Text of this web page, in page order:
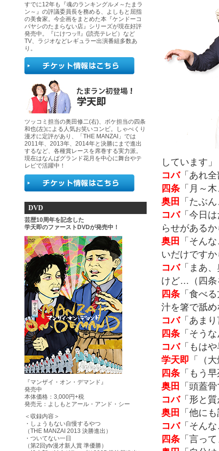
すでに12年も『魂のランキングルメ～たまラ
ン～』の評議委員長を務める、よしもと屈指
の美食家。今企画をまとめた本『ケンドーコ
バヤシのたまらない店』シリーズが現在好評
発売中。『にけつッ!!』(読売テレビ）など
TV、ラジオなどレギュラー出演番組多数あ
り。
ツッコミ担当の奥田修二(右)、ボケ担当の四条
和也(左)による人気お笑いコンビ。しゃべくり
漫才に定評があり、「THE MANZAI」では
2011年、2013年、2014年と決勝にまで進出
するなど、各種賞レースを席巻する実力派。
現在はなんばグランド花月を中心に舞台やテ
レビで活躍中！
DVD
芸歴10周年を記念した
学天即のファーストDVDが発売中！
『マンザイ・オン・デマンド』
発売中
本体価格：3,000円+税
発売元：よしもとアール・アンド・シー
＜収録内容＞
・しょうもない自慢するやつ
（THE MANZAI 2013 決勝進出）
・ついてない一日
（第2回ytv漫才新人賞 準優勝）
しています」
コバ「あれ
四条 「月～
奥田 「たぶ
コバ「今日
らせがある
奥田 「そん
いだけです
コバ「まあ
けど…（四条
四条 「食べ
汁を箸で舐
コバ「あま
四条 「そう
コバ「もは
学天即 「（
四条 「もう
奥田 「頭蓋
コバ「形と
奥田 「他に
コバ「そん
四条 「言っ